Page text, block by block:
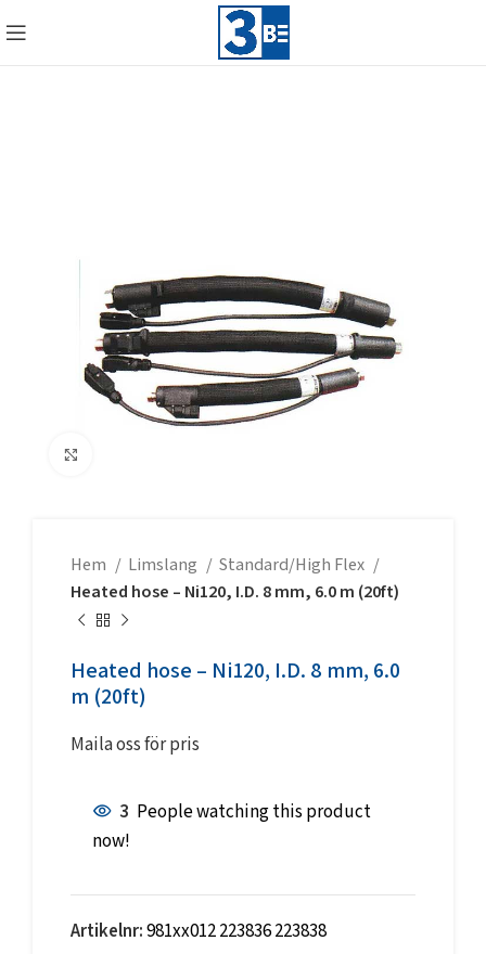
Hem Limslang
Standard/High Flex
Heated hose – Ni120, I.D. 8 mm, 6.0 m (20ft)
Heated hose – Ni120, I.D. 8 mm, 6.0
m (20ft)
Maila oss för pris
3 People watching this product
now!
Artikelnr:981xx012 223836 223838